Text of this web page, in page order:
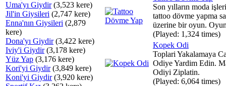
Uma'yı Giydir(3,523 kere)
Jil'in Giysileri (2,747 kere)
Enna'nın Giysileri (2,879
kere)
Dona'yı Giydir(3,422 kere)
Iviy'i Giydir(3,178 kere)
Yüz Yap (3,176 kere)
Kori'yi Giydir(3,849 kere)
Koni'yi Giydir(3,920 kere)
Son yılların moda
tattoo dövme yapma
üzerine bir oyun.
(Played: 1,324 times)
Kopek Odi
Toplari Yakalamaya
Odiye Yardim Edin.
Odiyi Ziplatin.
(Played: 6,064 times)